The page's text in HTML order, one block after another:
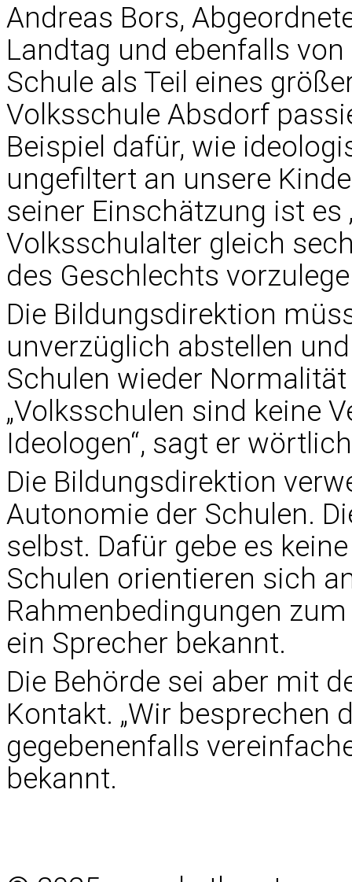
Andreas Bors,
Landtag und ebenfalls
Schule als Teil eines
Volksschule Absdorf
Beispiel dafür, wie
ungefiltert an unsere
seiner Einschätzung ist es
Volksschulalter gleich
des Geschlechts
Die Bildungsdirektion
unverzüglich abstellen
Schulen wieder Normalität
„Volksschulen sind keine
Ideologen“, sagt er
Die Bildungsdirektion
Autonomie der Schulen.
selbst. Dafür gebe es
Schulen orientieren sich
Rahmenbedingungen
ein Sprecher bekannt.
Die Behörde sei aber mit
Kontakt. „Wir besprechen
gegebenenfalls
bekannt.